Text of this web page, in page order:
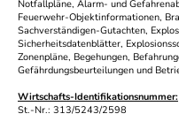
Notfallpläne, Alarm- und
Feuerwehr-Objektinformationen,
Sachverständigen-Gutachten,
Sicherheitsdatenblätter,
Zonenpläne, Begehungen,
Gefährdungsbeurteilungen und
Wirtschafts-Identifikationsnummer:
St.-Nr.: 313/5243/2598